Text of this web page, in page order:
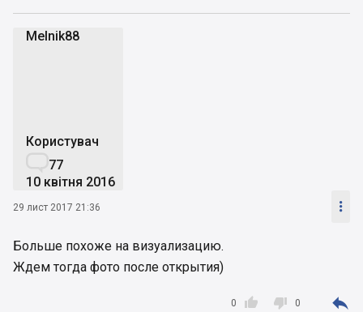
Melnik88
Користувач
77
10 квітня 2016
29 лист 2017 21:36 
Больше похоже на визуализацию.
Ждем тогда фото после открытия)

0  0 